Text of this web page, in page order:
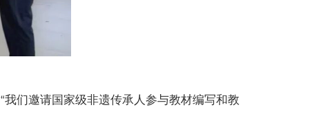
“我们邀请国家级非遗传承人参与教材编写和教